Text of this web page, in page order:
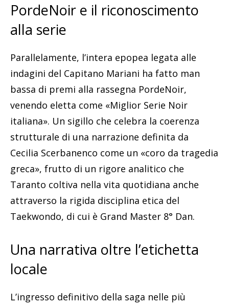
PordeNoir e il riconoscimento
alla serie
Parallelamente, l’intera epopea legata alle
indagini del Capitano Mariani ha fatto man
bassa di premi alla rassegna PordeNoir,
venendo eletta come «Miglior Serie Noir
italiana». Un sigillo che celebra la coerenza
strutturale di una narrazione definita da
Cecilia Scerbanenco come un «coro da tragedia
greca», frutto di un rigore analitico che
Taranto coltiva nella vita quotidiana anche
attraverso la rigida disciplina etica del
Taekwondo, di cui è Grand Master 8° Dan.
Una narrativa oltre l’etichetta
locale
L’ingresso definitivo della saga nelle più